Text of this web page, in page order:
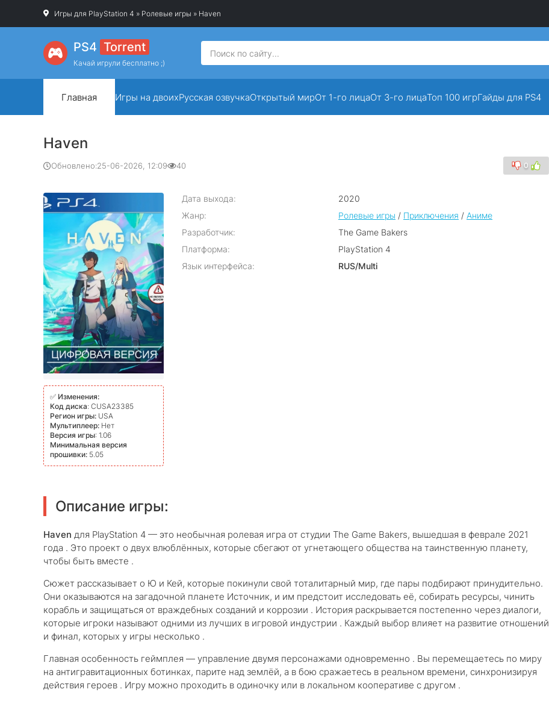
Игры для PlayStation 4 » Ролевые игры » Haven
PS4 Torrent
Качай игрули бесплатно ;)
Главная Игры на двоихРусская озвучкаОткрытый мирОт 1-го лицаОт 3-го лицаТоп 100 игрГайды для PS4
Haven
Обновлено:25-06-2026, 12:09 40 0
✅ Изменения:
Код диска: CUSA23385
Регион игры: USA
Мультиплеер: Нет
Версия игры: 1.06
Минимальная версия
прошивки: 5.05
Дата выхода:
2020
Жанр:
Ролевые игры / Приключения / Аниме
Разработчик:
The Game Bakers
Платформа:
PlayStation 4
Язык интерфейса:
RUS/Multi
Описание игры:
Haven для PlayStation 4 — это необычная ролевая игра от студии The Game Bakers, вышедшая в феврале 2021
года . Это проект о двух влюблённых, которые сбегают от угнетающего общества на таинственную планету,
чтобы быть вместе .
Сюжет рассказывает о Ю и Кей, которые покинули свой тоталитарный мир, где пары подбирают принудительно.
Они оказываются на загадочной планете Источник, и им предстоит исследовать её, собирать ресурсы, чинить
корабль и защищаться от враждебных созданий и коррозии . История раскрывается постепенно через диалоги,
которые игроки называют одними из лучших в игровой индустрии . Каждый выбор влияет на развитие отношений
и финал, которых у игры несколько .
Главная особенность геймплея — управление двумя персонажами одновременно . Вы перемещаетесь по миру
на антигравитационных ботинках, парите над землёй, а в бою сражаетесь в реальном времени, синхронизируя
действия героев . Игру можно проходить в одиночку или в локальном кооперативе с другом .